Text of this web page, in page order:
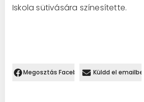
Iskola sütivására színesítette.
Megosztás Facebookon.Küldd el emailben